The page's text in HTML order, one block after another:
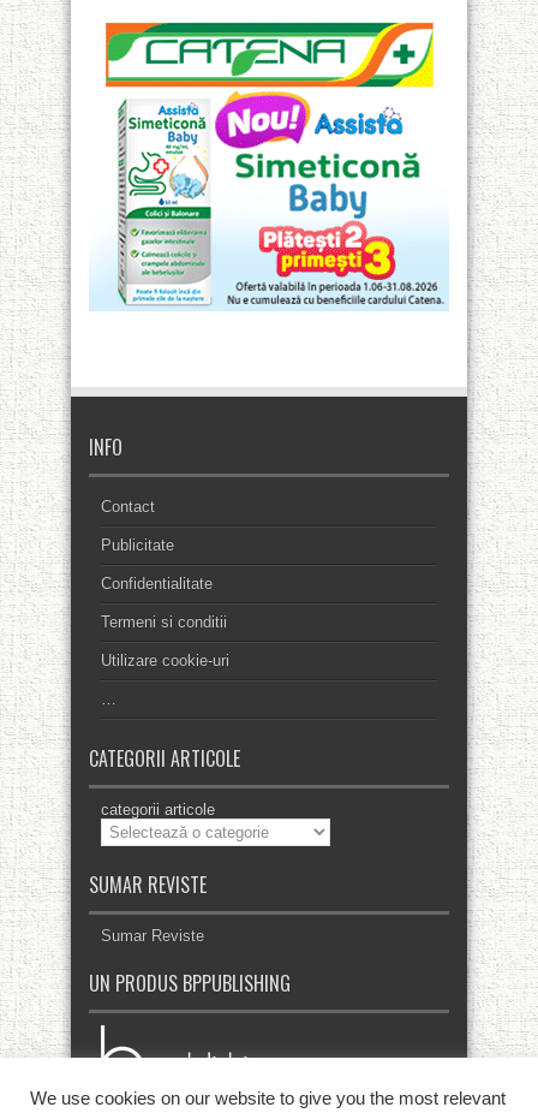
INFO
Contact
Publicitate
Confidentialitate
Termeni si conditii
Utilizare cookie-uri
…
CATEGORII ARTICOLE
categorii articole
SUMAR REVISTE
Sumar Reviste
UN PRODUS BPPUBLISHING
We use cookies on our website to give you the most relevant